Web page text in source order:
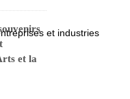
et industries
et la